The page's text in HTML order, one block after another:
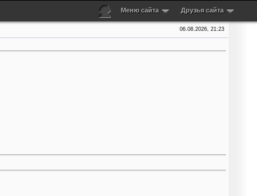
Друзья сайта
Меню сайта
06.08.2026, 21:23